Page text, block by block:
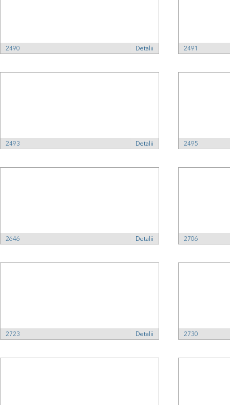
Detalii
2490 2491
Detalii
2493 2495
Detalii
2646 2706
Detalii
2723 2730